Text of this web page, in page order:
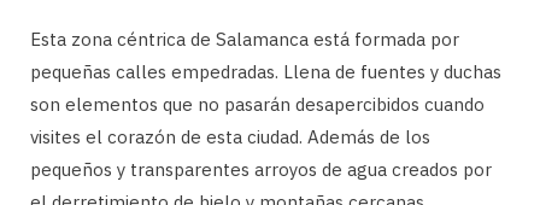
Esta zona céntrica de Salamanca está formada por
pequeñas calles empedradas. Llena de fuentes y duchas
son elementos que no pasarán desapercibidos cuando
visites el corazón de esta ciudad. Además de los
pequeños y transparentes arroyos de agua creados por